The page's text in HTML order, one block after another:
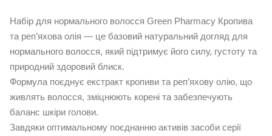
Набір для нормального волосся Green Pharmacy Кропива
та реп’яхова олія — це базовий натуральний догляд для
нормального волосся, який підтримує його силу, густоту та
природний здоровий блиск.
Формула поєднує екстракт кропиви та реп’яхову олію, що
живлять волосся, зміцнюють корені та забезпечують
баланс шкіри голови.
Завдяки оптимальному поєднанню активів засоби серії